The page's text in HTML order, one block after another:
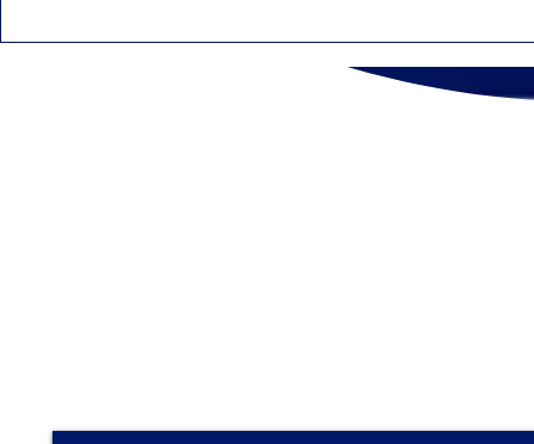
pueden
impuesto